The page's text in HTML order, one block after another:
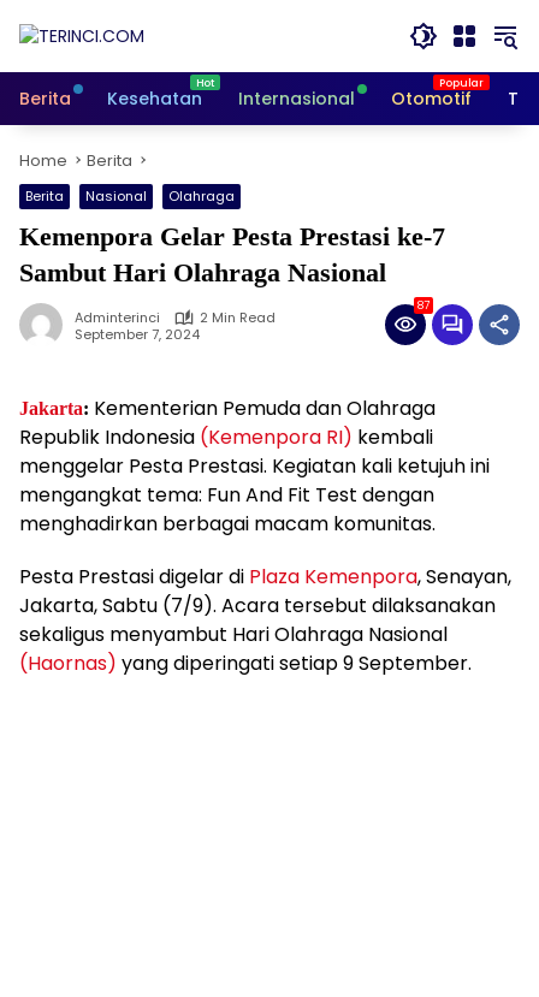
Berita
Kesehatan Internasional Otomotif
Home Berita
Berita Nasional Olahraga
Kemenpora Gelar Pesta Prestasi ke-7
Sambut Hari Olahraga Nasional
Adminterinci
2 Min Read
September 7, 2024
87
Jakarta: Kementerian Pemuda dan Olahraga
Republik Indonesia (Kemenpora RI) kembali
menggelar Pesta Prestasi. Kegiatan kali ketujuh ini
mengangkat tema: Fun And Fit Test dengan
menghadirkan berbagai macam komunitas.
Pesta Prestasi digelar di Plaza Kemenpora, Senayan,
Jakarta, Sabtu (7/9). Acara tersebut dilaksanakan
sekaligus menyambut Hari Olahraga Nasional
(Haornas) yang diperingati setiap 9 September.